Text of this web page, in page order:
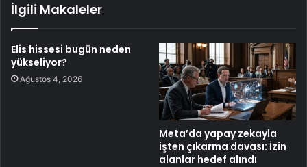
İlgili Makaleler
Elis hissesi bugün neden
yükseliyor?
Ağustos 4, 2026
Meta’da yapay zekayla
işten çıkarma davası: İzin
alanlar hedef alındı